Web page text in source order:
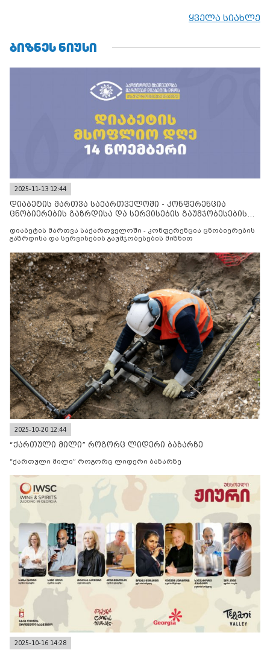
მილიტარიზაციის პროცესს და აქტიურად დგამს ნაბიჯებს მათი
ყველა სიახლე
ᲑᲘᲖᲜᲔᲡ ᲜᲘᲣᲡᲘ
2025-11-13 12:44
დიაბეტის მართვა საქართველოში - კონფერენცია
ცნობიერების გაზრდისა და სერვისების გაუმჯობესების
დიაბეტის მართვა საქართველოში - კონფერენცია ცნობიერების
გაზრდისა და სერვისების გაუმჯობესების მიზნით
2025-10-20 12:44
“ქართული მილი” როგორც ლიდერი ბაზარზე
“ქართული მილი” როგორც ლიდერი ბაზარზე
2025-10-16 14:28